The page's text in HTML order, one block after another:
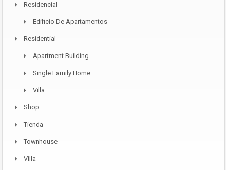
Residencial
Edificio De Apartamentos
Residential
Apartment Building
Single Family Home
Villa
Shop
Tienda
Townhouse
Villa